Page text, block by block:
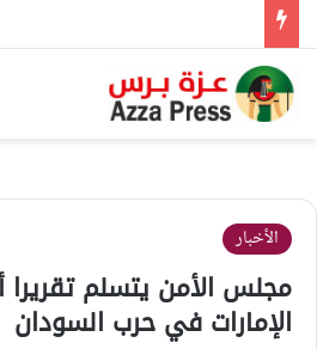
الأخبار
مجلس الأمن يتسلم
الإمارات في حرب السودان